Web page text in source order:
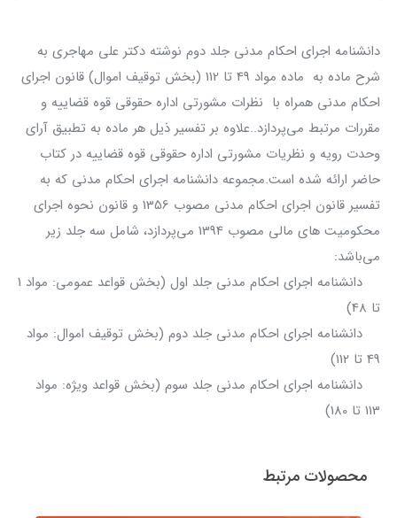
دانشنامه اجرای احکام مدنی جلد دوم نوشته دکتر علی مهاجری به
شرح ماده به ماده مواد 49 تا 112 (بخش توقیف اموال) قانون اجرای
احکام مدنی همراه با نظرات مشورتی اداره حقوقی قوه قضاییه و
مقررات مرتبط می‌پردازد..علاوه بر تفسیر ذیل هر ماده به تطبیق آرای
وحدت رویه و نظریات مشورتی اداره حقوقی قوه قضاییه در کتاب
حاضر ارائه شده است.مجموعه دانشنامه اجرای احکام مدنی که به
تفسیر قانون اجرای احکام مدنی مصوب 1356 و قانون نحوه اجرای
محکومیت های مالی مصوب 1394 می‌پردازد، شامل سه جلد زیر
می‌باشد:
دانشنامه اجرای احکام مدنی جلد اول (بخش قواعد عمومی: مواد 1
تا 48)
دانشنامه اجرای احکام مدنی جلد دوم (بخش توقیف اموال: مواد
49 تا 112)
دانشنامه اجرای احکام مدنی جلد سوم (بخش قواعد ویژه: مواد
113 تا 180)
محصولات مرتبط